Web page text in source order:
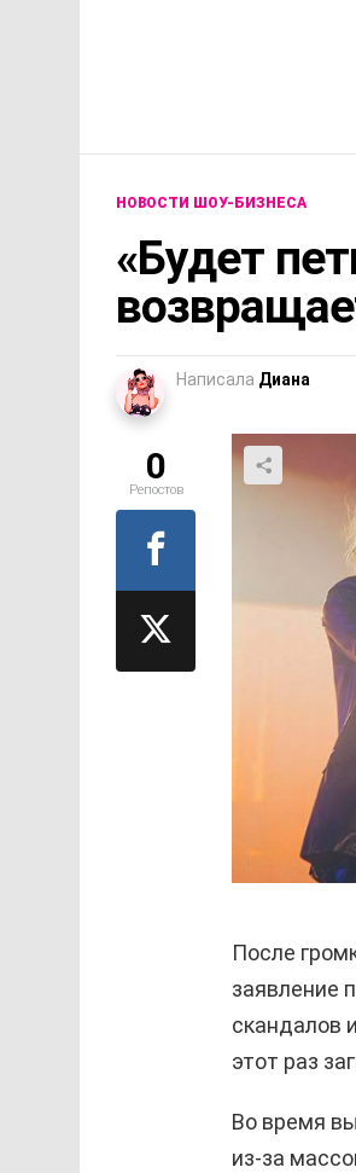
НОВОСТИ ШОУ-БИЗНЕСА
«Будет
Написала Диана
После
заявление
скандалов
этот раз
Во время
из-за
0
Репостов